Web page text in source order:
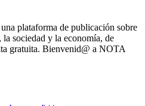
plataforma de publicación sobre
sociedad y la economía, de
gratuita. Bienvenid@ a NOTA